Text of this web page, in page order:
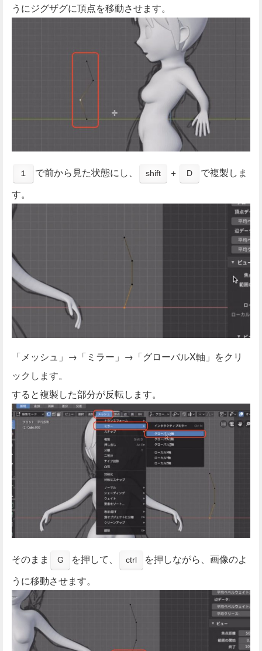
うにジグザグに頂点を移動させます。
１ で前から見た状態にし、 shift + D
で複製しま
す。
「メッシュ」→「ミラー」→「グローバルX軸」をクリ
ックします。
すると複製した部分が反転します。
そのまま G を押して、 ctrl
を押しながら、画像のよ
うに移動させます。